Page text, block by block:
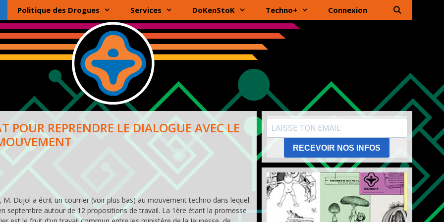
Politique des Drogues Services DoKenStoK Techno+ Connexion
POUR REPRENDRE LE DIALOGUE AVEC LE
Dujol a écrit un courrier (voir plus bas) au mouvement techno dans lequel
septembre autour de 12 propositions de travail. La 1ère étant la promesse
RECEVOIR NOS INFOS